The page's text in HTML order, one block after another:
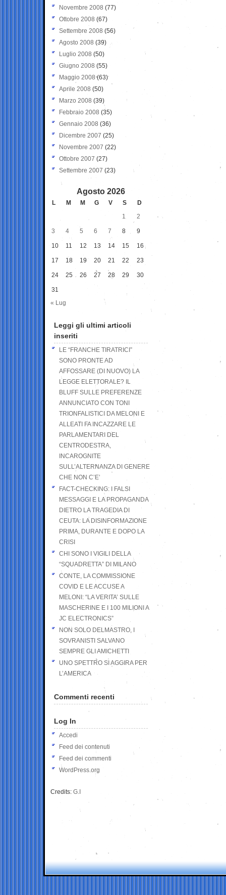
Novembre 2008 (77)
Ottobre 2008 (67)
Settembre 2008 (56)
Agosto 2008 (39)
Luglio 2008 (50)
Giugno 2008 (55)
Maggio 2008(63)
Aprile 2008 (50)
Marzo 2008 (39)
Febbraio 2008 (35)
Gennaio 2008 (36)
Dicembre 2007 (25)
Novembre 2007 (22)
Ottobre 2007 (27)
Settembre 2007 (23)
Agosto 2026
L M M G V S
D
1
2
3 4 5 6 7 8 9
10 11 12 13 14 15 16
17 18 19 20 21 22 23
24 25 26 27 28 29 30
31
« Lug
Leggi gli ultimi articoli
inseriti
LE “FRANCHE TIRATRICI”
SONO PRONTE AD
AFFOSSARE (DI NUOVO) LA
LEGGE ELETTORALE? IL
BLUFF SULLE PREFERENZE
ANNUNCIATO CON TONI
TRIONFALISTICI DA MELONI E
ALLEATI FA INCAZZARE LE
PARLAMENTARI DEL
CENTRODESTRA,
INCAROGNITE
SULL’ALTERNANZA DI GENERE
CHE NON C’E’
FACT-CHECKING: I FALSI
MESSAGGI E LA PROPAGANDA
DIETRO LA TRAGEDIA DI
CEUTA: LA DISINFORMAZIONE
PRIMA, DURANTE E DOPO LA
CRISI
CHI SONO I VIGILI DELLA
“SQUADRETTA” DI MILANO
CONTE, LA COMMISSIONE
COVID E LE ACCUSE A
MELONI: “LA VERITA’ SULLE
MASCHERINE E I 100 MILIONI A
JC ELECTRONICS”
NON SOLO DELMASTRO, I
SOVRANISTI SALVANO
SEMPRE GLI AMICHETTI
UNO SPETTRO SI AGGIRA PER
L’AMERICA
Commenti recenti
Log In
Accedi
Feed dei contenuti
Feed dei commenti
WordPress.org
Credits: G.I